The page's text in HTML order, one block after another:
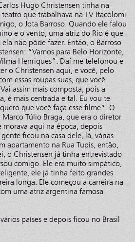
Hugo Christensen tinha na
que trabalhava na TV Itacolomi
o Jota Barroso. Quando ele falou
e o vento, uma atriz do Rio é que
não pôde fazer. Então, o Barroso
“Vamos para Belo Horizonte,
Henriques”. Daí me telefonou e
o Christensen aqui, e você, pelo
essas roupas suas, que você
assim mais composta, pois a
é mais centrada e tal. Eu vou te
que você faça esse filme”. O
Túlio Braga, que era o diretor
aqui na época, depois
ficou na casa dele, lá, várias
apartamento na Rua Tupis, então,
o Christensen já tinha entrevistado
comigo. Ele era muito simpático,
ele já tinha feito grandes
longa. Ele começou a carreira na
uma atriz argentina famosa
países e depois ficou no Brasil